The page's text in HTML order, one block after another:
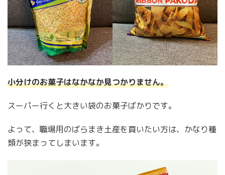
小分けのお菓子はなかなか見つかりません。
スーパー行くと大きい袋のお菓子ばかりです。
よって、職場用のばらまき土産を買いたい方は、かなり種
類が狭まってしまいます。